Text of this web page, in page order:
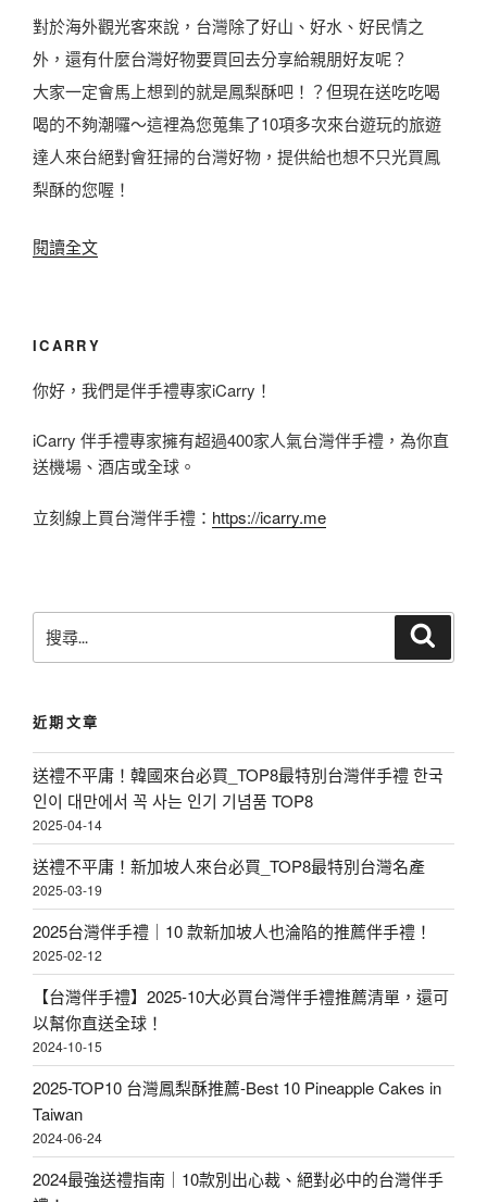
最
美
味
好
吃
之
-
夯
到
拌
入
榜
〉
對於海外觀光客來說，台灣除了好山、好水、好民情之
外，還有什麼台灣好物要買回去分享給親朋好友呢？
大家一定會馬上想到的就是鳳梨酥吧！？但現在送吃吃喝
喝的不夠潮囉～這裡為您蒐集了10項多次來台遊玩的旅遊
達人來台絕對會狂掃的台灣好物，提供給也想不只光買鳳
梨酥的您喔！
閱讀全文〈
也
不
忘
掃
好
ICARRY
你好，我們是伴手禮專家iCarry！
iCarry 伴手禮專家擁有超過400家人氣台灣伴手禮，為你直
送機場、酒店或全球。
立刻線上買台灣伴手禮： https://icarry.me
尋
字
:
近期文章
送禮不平庸！韓國來台必買_TOP8最特別台灣伴手禮 한국
인이 대만에서 꼭 사는 인기 기념품 TOP8
2025-04-14
送禮不平庸！新加坡人來台必買_TOP8最特別台灣名產
2025-03-19
2025台灣伴手禮｜10 款新加坡人也淪陷的推薦伴手禮！
2025-02-12
【台灣伴手禮】2025-10大必買台灣伴手禮推薦清單，還可
以幫你直送全球！
2024-10-15
2025-TOP10 台灣鳳梨酥推薦-Best 10 Pineapple Cakes in
Taiwan
2024-06-24
2024最強送禮指南｜10款別出心裁、絕對必中的台灣伴手